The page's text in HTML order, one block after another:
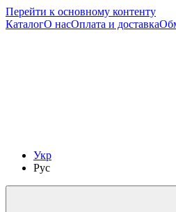
Перейти к основному контенту
КаталогО насОплата и доставка
Укр
Рус